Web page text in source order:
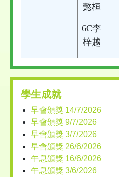
懿桓
6C李
梓越
學生成就
早會頒獎 14/7/2026
早會頒獎 9/7/2026
早會頒獎 3/7/2026
早會頒獎 26/6/2026
午息頒獎 16/6/2026
午息頒獎 3/6/2026